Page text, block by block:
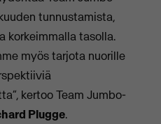
tunnustamista,
korkeimmalla tasolla.
myös tarjota nuorille
kertoo Team Jumbo-
Plugge.